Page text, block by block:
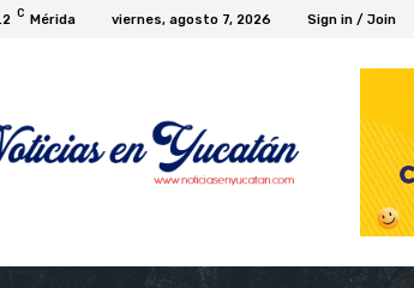
C Mérida viernes, agosto 7, 2026 Sign in / Join